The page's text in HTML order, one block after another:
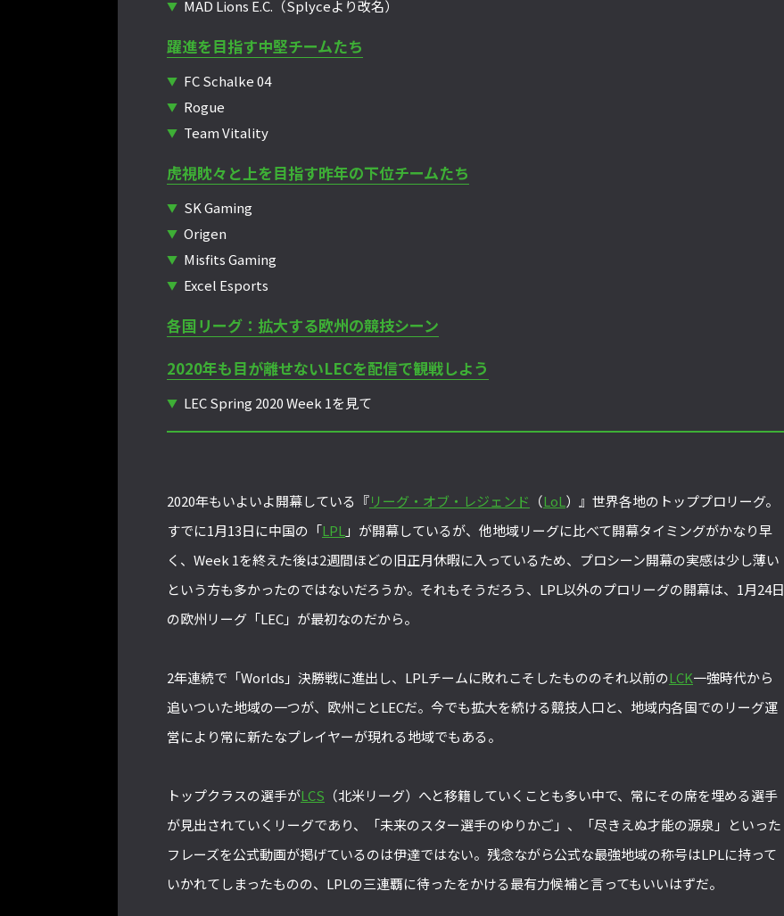
MAD Lions E.C.（Splyceより改名）
躍進を目指す中堅チームたち
FC Schalke 04
Rogue
Team Vitality
虎視眈々と上を目指す昨年の下位チームたち
SK Gaming
Origen
Misfits Gaming
Excel Esports
各国リーグ：拡大する欧州の競技シーン
2020年も目が離せないLECを配信で観戦しよう
LEC Spring 2020 Week 1を見て
2020年もいよいよ開幕している『リーグ・オブ・レジェンド （LoL ）』世界各地のトッププロリーグ。
すでに1月13日に中国の「LPL 」が開幕しているが、他地域リーグに比べて開幕タイミングがかなり早
く、Week 1を終えた後は2週間ほどの旧正月休暇に入っているため、プロシーン開幕の実感は少し薄い
という方も多かったのではないだろうか。それもそうだろう、LPL以外のプロリーグの開幕は、1月24日
の欧州リーグ「LEC」が最初なのだから。
2年連続で「Worlds」決勝戦に進出し、LPLチームに敗れこそしたもののそれ以前のLCK一強時代から
追いついた地域の一つが、欧州ことLECだ。今でも拡大を続ける競技人口と、地域内各国でのリーグ運
営により常に新たなプレイヤーが現れる地域でもある。
トップクラスの選手がLCS （北米リーグ）へと移籍していくことも多い中で、常にその席を埋める選手
が見出されていくリーグであり、「未来のスター選手のゆりかご」、「尽きえぬ才能の源泉」といった
フレーズを公式動画が掲げているのは伊達ではない。残念ながら公式な最強地域の称号はLPLに持って
いかれてしまったものの、LPLの三連覇に待ったをかける最有力候補と言ってもいいはずだ。